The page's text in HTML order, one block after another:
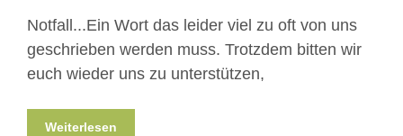
Notfall...Ein Wort das leider viel zu oft von uns
geschrieben werden muss. Trotzdem bitten wir
euch wieder uns zu unterstützen,
Weiterlesen